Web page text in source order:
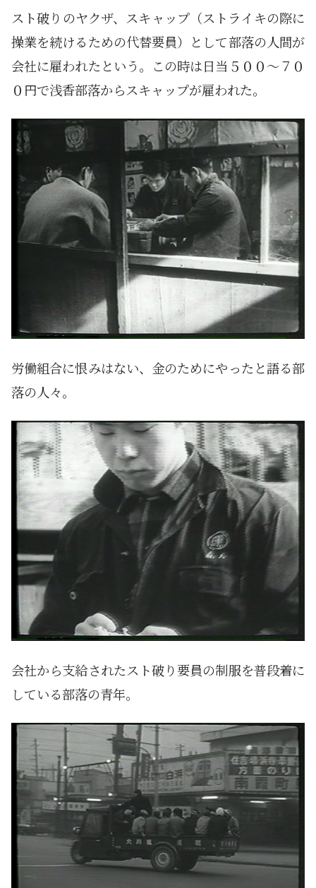
スト破りのヤクザ、スキャップ（ストライキの際に
操業を続けるための代替要員）として部落の人間が
会社に雇われたという。この時は日当５００～７０
０円で浅香部落からスキャップが雇われた。
労働組合に恨みはない、金のためにやったと語る部
落の人々。
会社から支給されたスト破り要員の制服を普段着に
している部落の青年。